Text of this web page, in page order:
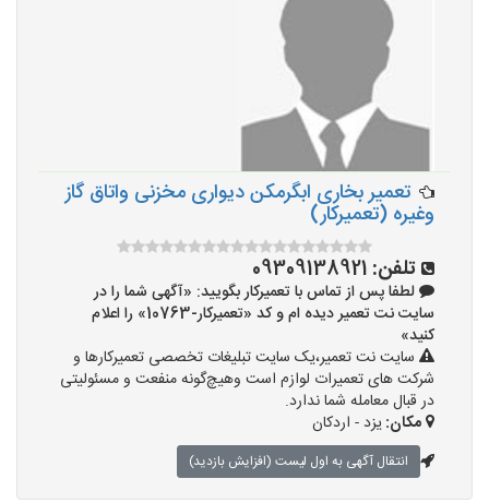
تعمیر بخاری ابگرمکن دیواری مخزنی واتاق گاز
وغیره (تعمیرکار)
تلفن: 09309138921
لطفا پس از تماس با تعمیرکار بگویید: «آگهی شما را در
سایت نت تعمیر دیده ام و کد «تعمیرکار-10763» را اعلام
کنید»
سایت نت تعمیر،یک سایت تبلیغات تخصصی تعمیرکارها و
شرکت های تعمیرات لوازم است وهیچ‌گونه منفعت و مسئولیتی
در قبال معامله شما ندارد.
مکان:یزد - اردکان
انتقال آگهی به اول لیست (افزایش بازدید)